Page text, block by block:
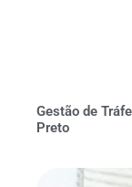
Gestão de
Preto